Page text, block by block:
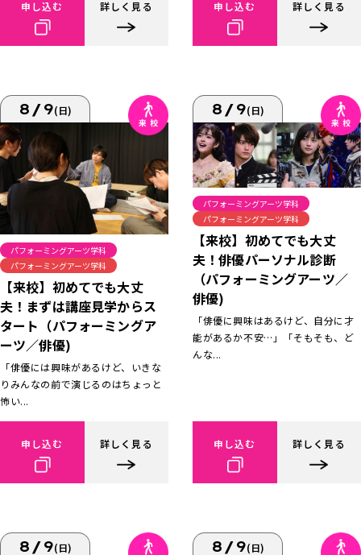
申し込む 詳しく見る 申し込む 詳しく見る
8/9(日)
パフォーミングアーツ学科
パフォーミングアーツ学科
【来校】初めてでも大丈
夫！まずは講座見学からス
タート（パフォーミングア
ーツ／俳優)
「俳優には興味があるけど、いきな
りみんなの前で演じるのはちょっと
怖い...
申し込む 詳しく見る
8/9(日)
パフォーミングアーツ学科
パフォーミングアーツ学科
【来校】初めてでも大丈
夫！俳優パーソナル診断
（パフォーミングアーツ／
俳優)
「俳優に興味はあるけど、自分に才
能があるか不安…」「そもそも、ど
んな...
申し込む 詳しく見る
8/9(日) 8/9(日)